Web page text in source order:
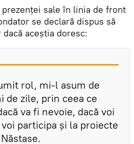
sale în linia de front
se declară dispus să
aceștia doresc:
rol, mi-l asum de
de zile, prin ceea ce
va fi nevoie, dacă voi
participa și la proiecte